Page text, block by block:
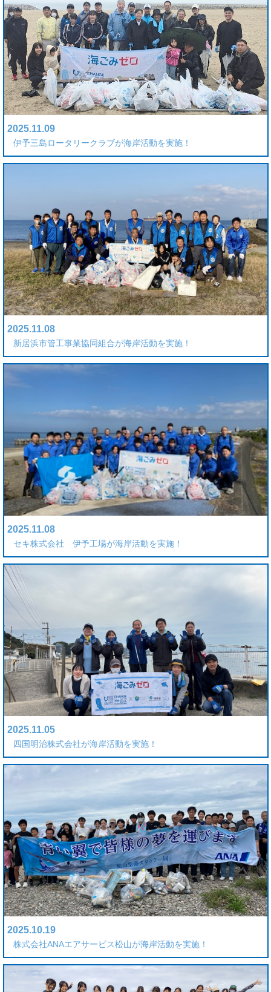
2025.11.09
伊予三島ロータリークラブが海岸活動を実施！
2025.11.08
新居浜市管工事業協同組合が海岸活動を実施！
2025.11.08
セキ株式会社 伊予工場が海岸活動を実施！
2025.11.05
四国明治株式会社が海岸活動を実施！
2025.10.19
株式会社ANAエアサービス松山が海岸活動を実施！